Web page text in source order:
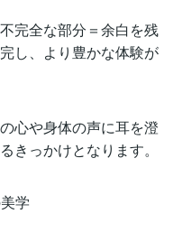
完全な部分＝余白を残
し、より豊かな体験が
心や身体の声に耳を澄
きっかけとなります。
学